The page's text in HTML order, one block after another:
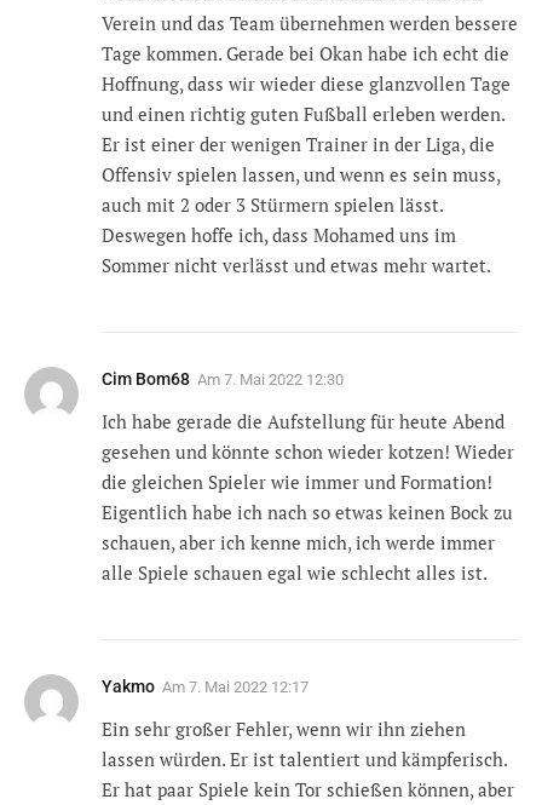
Verein und das Team übernehmen werden bessere
Tage kommen. Gerade bei Okan habe ich echt die
Hoffnung, dass wir wieder diese glanzvollen Tage
und einen richtig guten Fußball erleben werden.
Er ist einer der wenigen Trainer in der Liga, die
Offensiv spielen lassen, und wenn es sein muss,
auch mit 2 oder 3 Stürmern spielen lässt.
Deswegen hoffe ich, dass Mohamed uns im
Sommer nicht verlässt und etwas mehr wartet.
Cim Bom68 Am 7. Mai 2022 12:30
Ich habe gerade die Aufstellung für heute Abend
gesehen und könnte schon wieder kotzen! Wieder
die gleichen Spieler wie immer und Formation!
Eigentlich habe ich nach so etwas keinen Bock zu
schauen, aber ich kenne mich, ich werde immer
alle Spiele schauen egal wie schlecht alles ist.
Yakmo Am 7. Mai 2022 12:17
Ein sehr großer Fehler, wenn wir ihn ziehen
lassen würden. Er ist talentiert und kämpferisch.
Er hat paar Spiele kein Tor schießen können, aber